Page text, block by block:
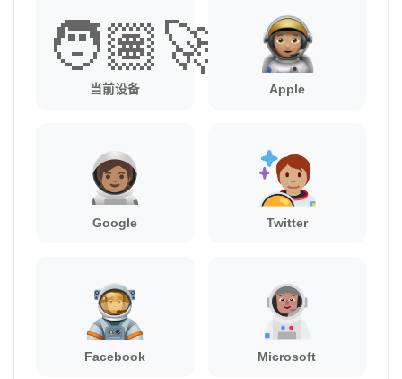
🧑🏽‍🚀
当前设备 Apple
Google Twitter
Facebook Microsoft